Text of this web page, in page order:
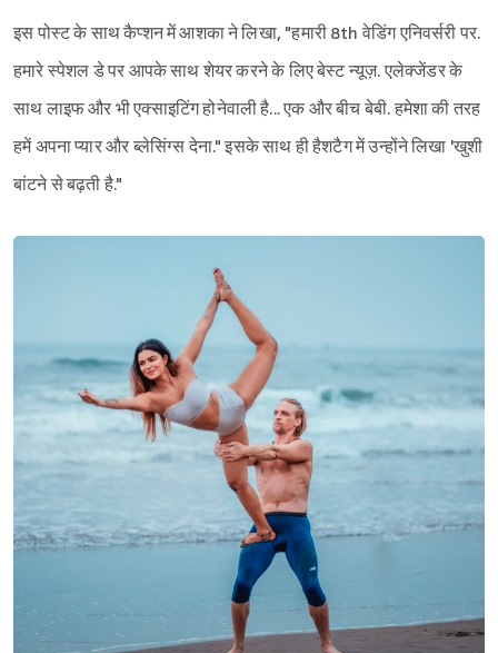
इस पोस्ट के साथ कैप्शन में आशका ने लिखा, "हमारी 8th वेडिंग एनिवर्सरी पर.
हमारे स्पेशल डे पर आपके साथ शेयर करने के लिए बेस्ट न्यूज़. एलेक्जेंडर के
साथ लाइफ और भी एक्साइटिंग होनेवाली है... एक और बीच बेबी. हमेशा की तरह
हमें अपना प्यार और ब्लेसिंग्स देना." इसके साथ ही हैशटैग में उन्होंने लिखा 'खुशी
बांटने से बढ़ती है."